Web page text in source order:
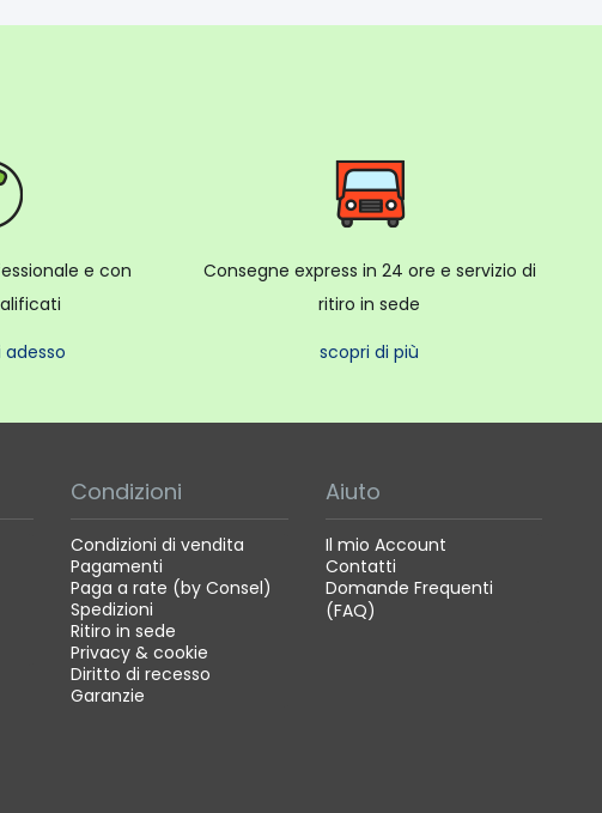
e con
Consegne express in 24 ore e servizio di
ritiro in sede
scopri di più
Condizioni
Condizioni di vendita
Pagamenti
Paga a rate (by Consel)
Spedizioni
Ritiro in sede
Privacy & cookie
Diritto di recesso
Garanzie
Aiuto
Il mio Account
Contatti
Domande Frequenti
(FAQ)